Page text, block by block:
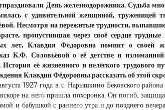
День железнодорожника. Судьба
с удивительной женщиной, труженицей
Несмотря на пережитые трудности,
пропустившая через своё сердце
лет, Клавдия Фёдоровна помнит о своей
К.Ф. Соловьёвой о её детстве и
её жизненного и нелёгкого трудового
Клавдии Фёдоровны рассказать об этой
1927 года в с. Нарышкино Бековского
на него пришла похоронка. Он погиб,
и бабушкой с раннего утра и до позднего